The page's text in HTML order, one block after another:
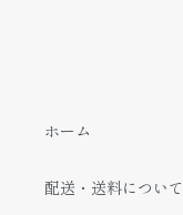
ホーム
配送・送料について